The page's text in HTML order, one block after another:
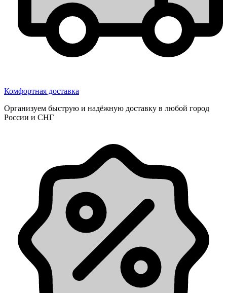
Комфортная доставка
Организуем быструю и надёжную доставку в любой город
России и СНГ